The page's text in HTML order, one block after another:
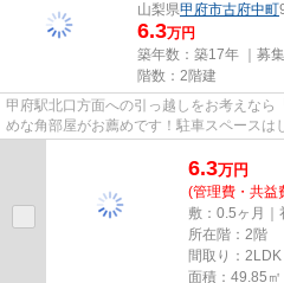
山梨県甲府市古府中町
6.3万円
築年数：築17年 ｜募集
階数：2階建
甲府駅北口方面への引っ越しをお考えなら
めな角部屋がお薦めです！駐車スペースは
6.3万円
(管理費・共益
敷：0.5ヶ月｜
所在階：2階
間取り：2LDK
面積：49.85㎡